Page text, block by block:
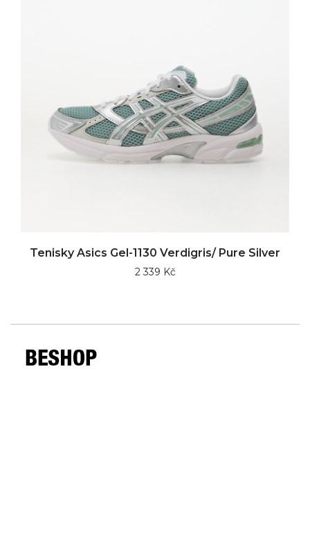
Tenisky Asics Gel-1130 Verdigris/ Pure Silver
2 339 Kč